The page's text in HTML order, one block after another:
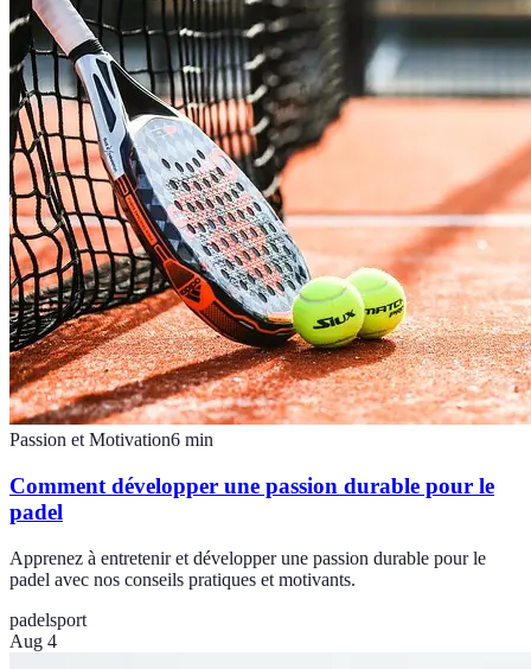
Passion et Motivation6 min
Comment développer une passion durable pour le
padel
Apprenez à entretenir et développer une passion durable pour le
padel avec nos conseils pratiques et motivants.
padelsport
Aug 4